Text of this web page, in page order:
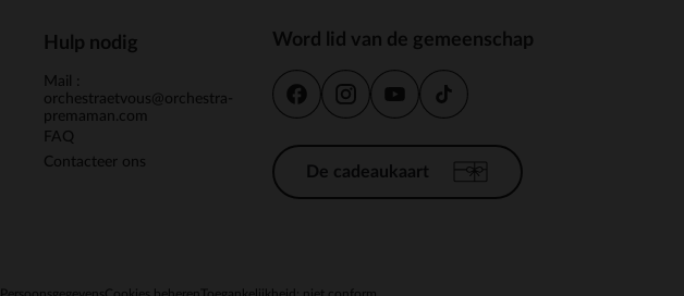
Hulp nodig
Mail :
orchestraetvous@orchestra-
premaman.com
FAQ
Contacteer ons
Word lid van de gemeenschap
De cadeaukaart